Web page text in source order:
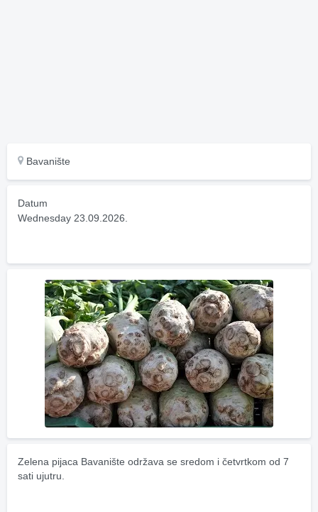
Bavanište
Datum
Wednesday 23.09.2026.
Zelena pijaca Bavanište održava se sredom i četvrtkom od 7
sati ujutru.